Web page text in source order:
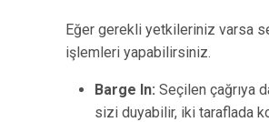
Eğer gerekli yetkileriniz varsa
işlemleri yapabilirsiniz.
Barge In: Seçilen çağrıya
sizi duyabilir, iki taraflada